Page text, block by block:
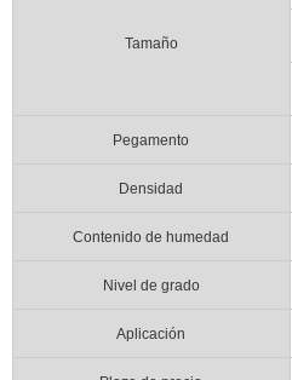
Tamaño
Pegamento
Densidad
Contenido de humedad
Nivel de grado
Aplicación